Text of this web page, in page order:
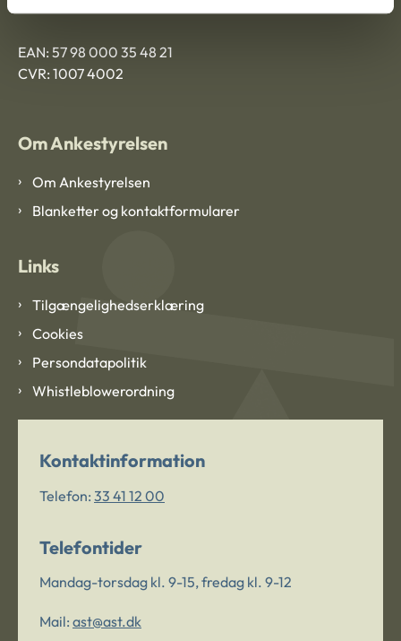
EAN: 57 98 000 35 48 21
CVR: 1007 4002
Om Ankestyrelsen
Om Ankestyrelsen
Blanketter og kontaktformularer
Links
Tilgængelighedserklæring
Cookies
Persondatapolitik
Whistleblowerordning
Kontaktinformation
Telefon: 33 41 12 00
Telefontider
Mandag-torsdag kl. 9-15, fredag kl. 9-12
Mail: ast@ast.dk